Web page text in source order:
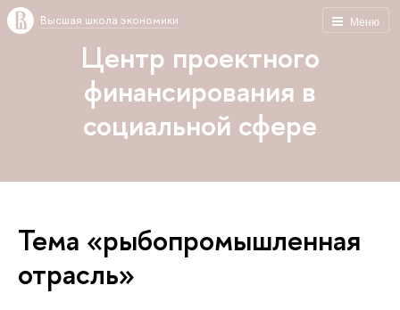
Меню
Высшая школа экономики
Центр проектного
финансирования в
социальной сфере
Тема «рыбопромышленная
отрасль»